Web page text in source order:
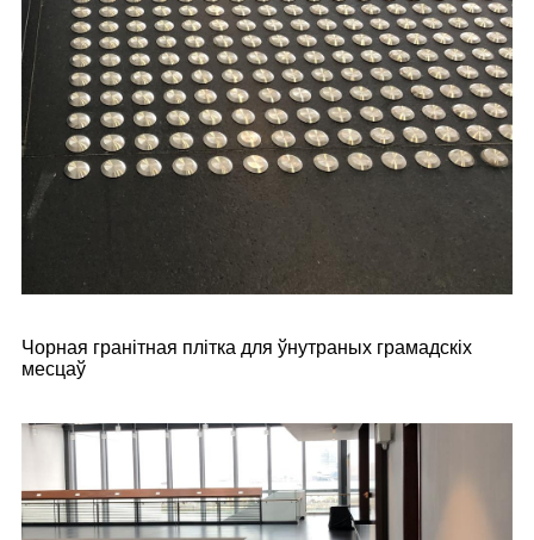
Чорная гранітная плітка для ўнутраных грамадскіх
месцаў